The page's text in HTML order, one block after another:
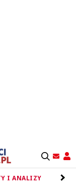
I ANALIZY